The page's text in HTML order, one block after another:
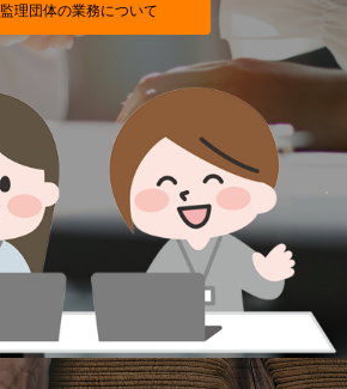
監理団体の業務について